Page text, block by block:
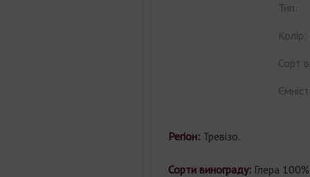
Тип:
Колір:
Сорт
Регіон: Тревізо.
Сорти винограду: Глера